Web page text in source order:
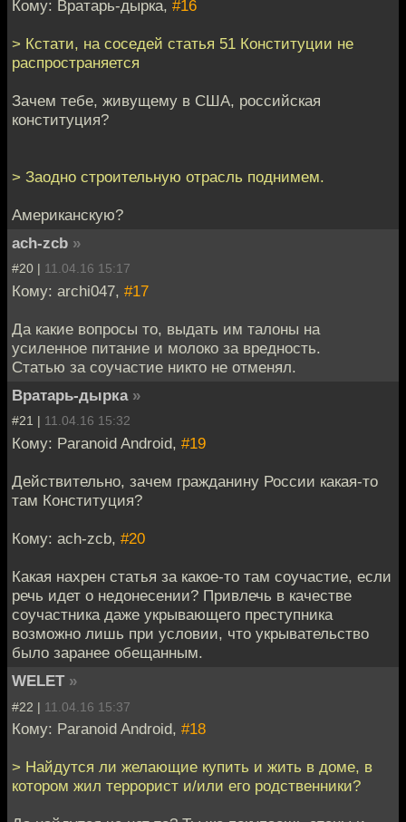
Кому: Вратарь-дырка, #16
> Кстати, на соседей статья 51 Конституции не
распространяется
Зачем тебе, живущему в США, российская
конституция?
> Заодно строительную отрасль поднимем.
Американскую?
ach-zcb »
#20 | 11.04.16 15:17
Кому: archi047, #17
Да какие вопросы то, выдать им талоны на
усиленное питание и молоко за вредность.
Статью за соучастие никто не отменял.
Вратарь-дырка »
#21 | 11.04.16 15:32
Кому: Paranoid Android, #19
Действительно, зачем гражданину России какая-то
там Конституция?
Кому: ach-zcb, #20
Какая нахрен статья за какое-то там соучастие, если
речь идет о недонесении? Привлечь в качестве
соучастника даже укрывающего преступника
возможно лишь при условии, что укрывательство
было заранее обещанным.
WELET »
#22 | 11.04.16 15:37
Кому: Paranoid Android, #18
> Найдутся ли желающие купить и жить в доме, в
котором жил террорист и/или его родственники?